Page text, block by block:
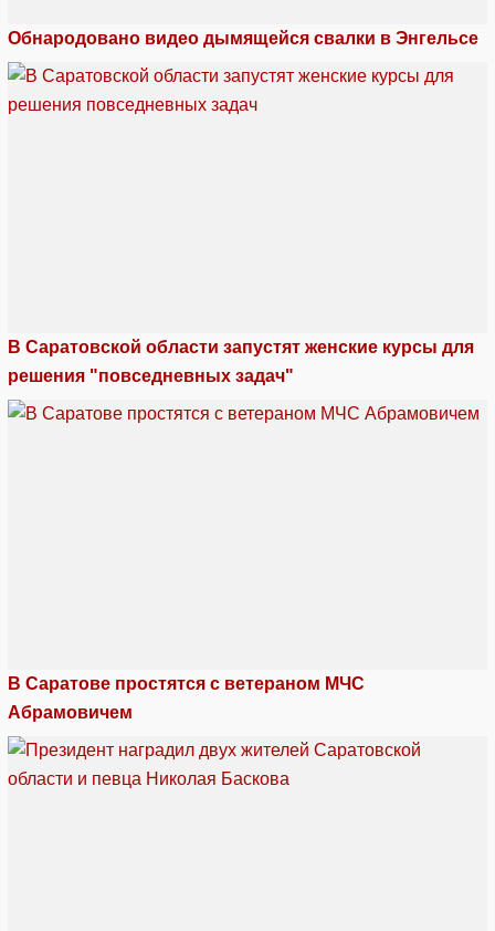
Обнародовано видео дымящейся свалки в Энгельсе
В Саратовской области запустят женские курсы для
решения "повседневных задач"
В Саратове простятся с ветераном МЧС
Абрамовичем